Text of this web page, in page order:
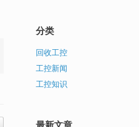
分类
回收工控
工控新闻
工控知识